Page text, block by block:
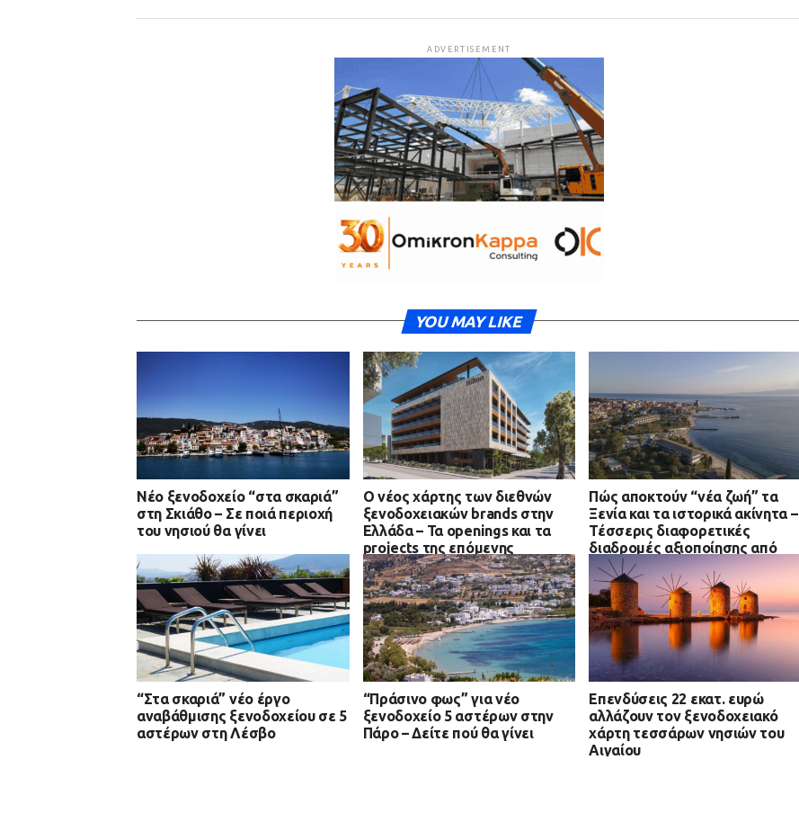
ADVERTISEMENT
YOU MAY LIKE
Νέο ξενοδοχείο “στα σκαριά”
στη Σκιάθο – Σε ποιά περιοχή
του νησιού θα γίνει
Ο νέος χάρτης των διεθνών
ξενοδοχειακών brands στην
Ελλάδα – Τα openings και τα
projects της επόμενης
περιόδου
Πώς αποκτούν “νέα ζωή” τα
Ξενία και τα ιστορικά ακίνητα –
Τέσσερις διαφορετικές
διαδρομές αξιοποίησης από
την Αθήνα μέχρι Κομοτηνή
“Στα σκαριά” νέο έργο
αναβάθμισης ξενοδοχείου σε 5
αστέρων στη Λέσβο
“Πράσινο φως” για νέο
ξενοδοχείο 5 αστέρων στην
Πάρο – Δείτε πού θα γίνει
Επενδύσεις 22 εκατ. ευρώ
αλλάζουν τον ξενοδοχειακό
χάρτη τεσσάρων νησιών του
Αιγαίου